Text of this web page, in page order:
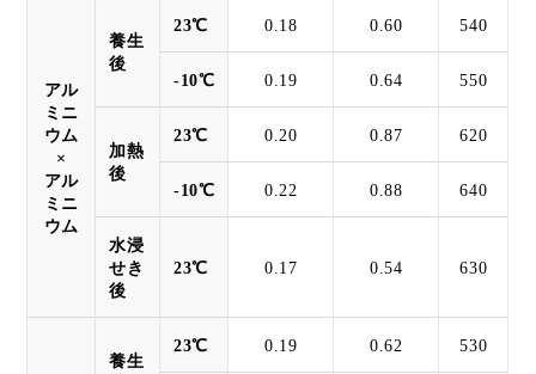
アル
ミニ
ウム
×
アル
ミニ
ウム
養生
後
23℃ 0.18 0.60 540
-10℃ 0.19 0.64 550
加熱
後
23℃ 0.20 0.87 620
-10℃ 0.22 0.88 640
水浸
せき
後
23℃ 0.17 0.54 630
養生
23℃ 0.19 0.62 530